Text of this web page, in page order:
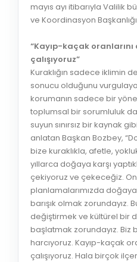
mayıs ayı itibarıyla Valilik
ve Koordinasyon
“Kayıp-kaçak
çalışıyoruz”
Kuraklığın sadece iklimin
sonucu olduğunu
korumanın sadece bir
toplumsal bir sorumluluk
suyun sınırsız bir kaynak
anlatan Başkan Bozbey,
bize kuraklıkla, afetle,
yıllarca doğaya karşı
çekiyoruz ve çekeceğiz.
planlamalarımızda
barışık olmak zorundayız.
değiştirmek ve kültürel bir
başlatmak zorundayız.
harcıyoruz. Kayıp-kaçak
çalışıyoruz. Hala birçok